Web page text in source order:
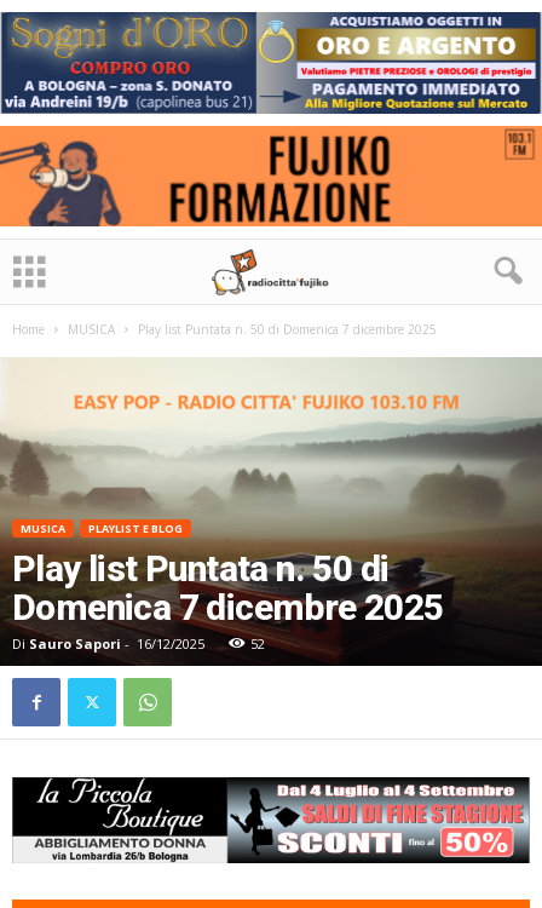
Home MUSICA Play list Puntata n. 50 di Domenica 7 dicembre 2025
MUSICA PLAYLIST E BLOG
Play list Puntata n. 50 di
Domenica 7 dicembre 2025
Di Sauro Sapori - 16/12/2025 52